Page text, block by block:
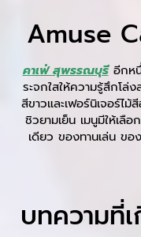
Amuse
คาเฟ่ สุพรรณบุรีอีกหนึ่
ระจกใสให้ความรู้สึกโล่
สีขาวและเฟอร์นิเจอร์ไ
ชิวยามเย็น เมนูมีให้เลื
เดียว ของทานเล่น ขอ
บทความที่